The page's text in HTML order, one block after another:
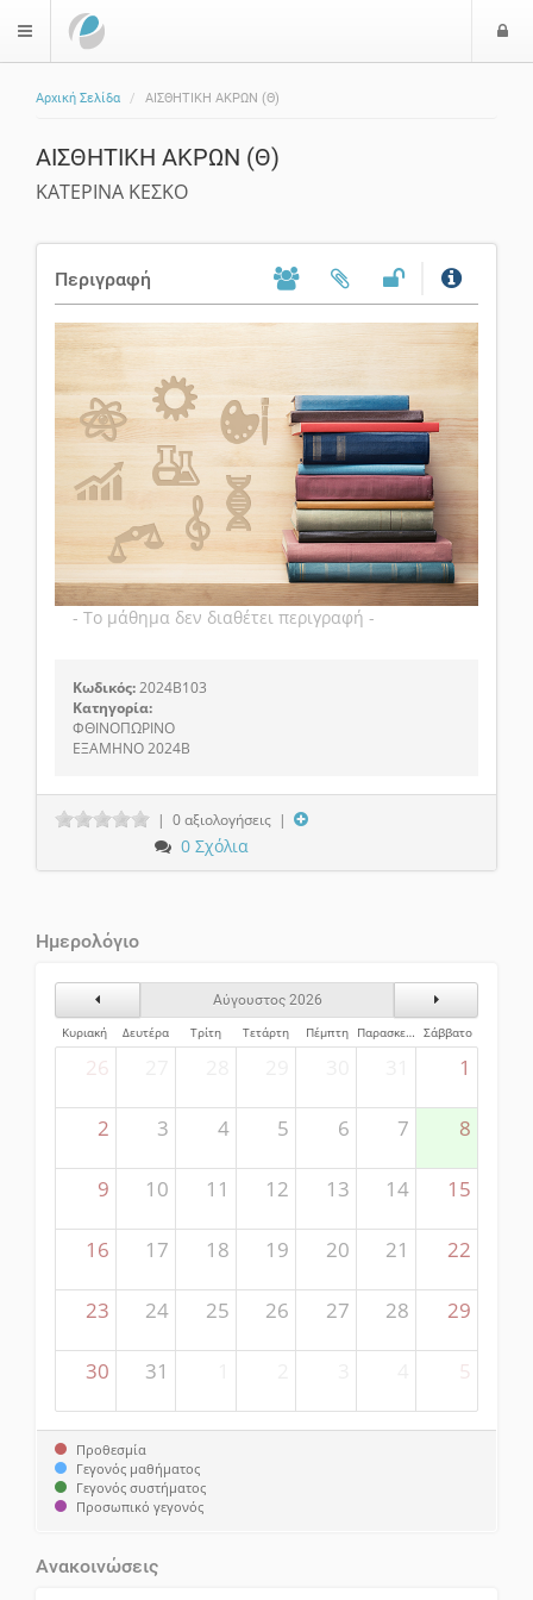
$langMenu
Αρχική Σελίδα ΑΙΣΘΗΤΙΚΗ ΑΚΡΩΝ (Θ)
ΑΙΣΘΗΤΙΚΗ ΑΚΡΩΝ (Θ)
ΚΑΤΕΡΙΝΑ ΚΕΣΚΟ
Περιγραφή
- Το μάθημα δεν διαθέτει περιγραφή -
Κωδικός:2024B103
Κατηγορία:
ΦΘΙΝΟΠΩΡΙΝΟ
ΕΞΑΜΗΝΟ 2024Β
| 0 αξιολογήσεις |
0 Σχόλια
Ημερολόγιο
Προηγούμενος ΜήναςΑύγουστος 2026
Επόμενος
Κυριακή
Δευτέρα Τρίτη Τετάρτη Πέμπτη Παρασκευή Σάββατο
26 1
2 3 4 5 6 7 8
9 10 11 12 13 14 15
16 17 18 19 20 21 22
23 24 25 26 27 28 29
30 31 5
Προθεσμία
Γεγονός μαθήματος
Γεγονός συστήματος
Προσωπικό γεγονός
Ανακοινώσεις